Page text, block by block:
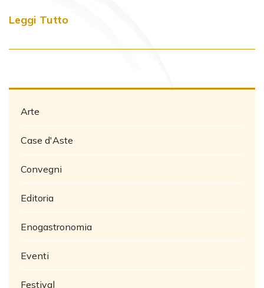
Leggi Tutto
Arte
Case d'Aste
Convegni
Editoria
Enogastronomia
Eventi
Festival